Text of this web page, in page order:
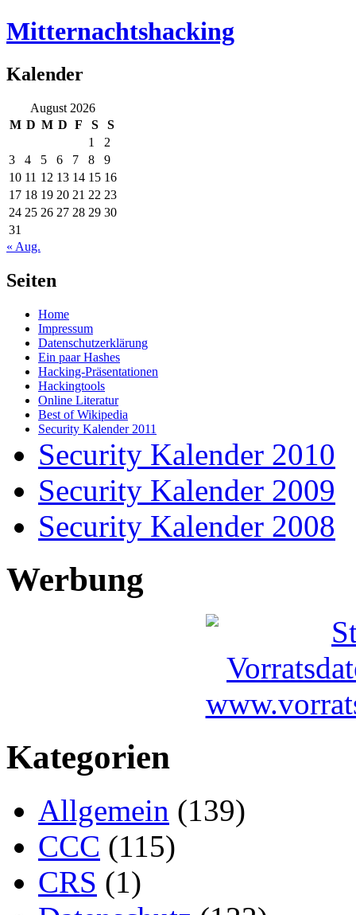
Mitternachtshacking
Kalender
August 2026
M D M D F S
S
1
2
3
4 5 6 7 8
9
10 11 12 13 14 15 16
17 18 19 20 21 22 23
24 25 26 27 28 29 30
31
« Aug.
Seiten
Home
Impressum
Datenschutzerklärung
Ein paar Hashes
Hacking-Präsentationen
Hackingtools
Online Literatur
Best of Wikipedia
Security Kalender 2011
Security Kalender 2010
Security Kalender 2009
Security Kalender 2008
Werbung
Kategorien
Allgemein (139)
CCC (115)
CRS (1)